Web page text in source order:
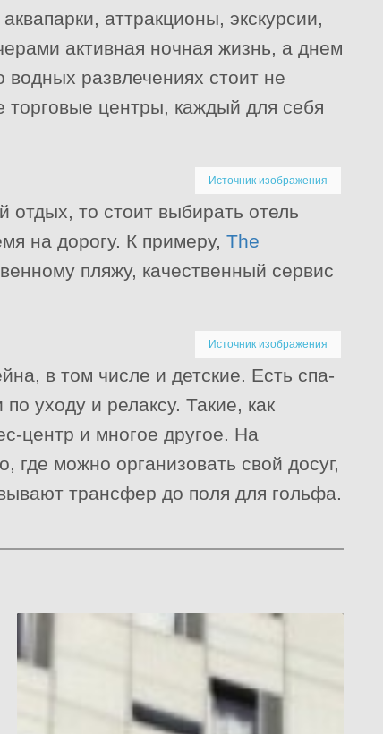
аттракционы, экскурсии,
активная ночная жизнь, а днем
развлечениях стоит не
центры, каждый для себя
Источник изображения
отдых, то стоит выбирать отель
на дорогу. К примеру, The
пляжу, качественный сервис
Источник изображения
в том числе и детские. Есть спа-
уходу и релаксу. Такие, как
центр и многое другое. На
где можно организовать свой досуг,
трансфер до поля для гольфа.